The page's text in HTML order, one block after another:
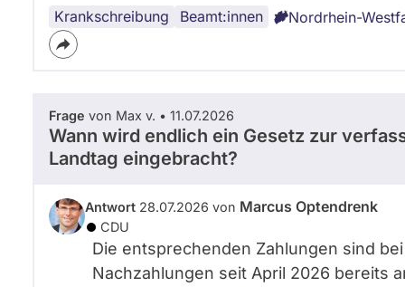
Krankschreibung Beamt:innen Nordrhein-
Frage von Max v. • 11.07.2026
Wann wird endlich ein Gesetz zur
Landtag eingebracht?
Antwort 28.07.2026 von Marcus Optendrenk
CDU
Die entsprechenden Zahlungen sind
Nachzahlungen seit April 2026 bereits